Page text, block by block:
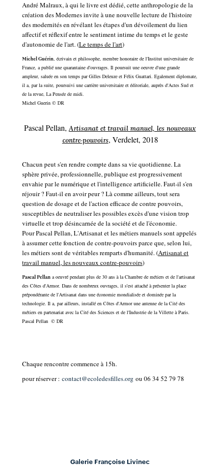
André Malraux, à qui le livre est dédié, cette anthropologie de la
création des Modernes invite à une nouvelle lecture de l'histoire
des modernités en révélant les étapes d'un dévoilement du lien
affectif et réflexif entre le sentiment intime du temps et le geste
d'autonomie de l'art. (Le temps de l'art)
Michel Guérin, écrivain et philosophe, membre honoraire de l'Institut universitaire de
France, a publié une quarantaine d'ouvrages. Il poursuit une oeuvre d'une grande
ampleur, saluée en son temps par Gilles Deleuze et Félix Guattari. Egalement diplomate,
il a, par la suite, poursuivi une carrière universitaire et éditoriale, auprès d'Actes Sud et
de la revue, La Pensée de midi.
Michel Guerin © DR
Pascal Pellan, Artisanat et travail manuel, les nouveaux
contre-pouvoirs, Verdelet, 2018
Chacun peut s'en rendre compte dans sa vie quotidienne. La
sphère privée, professionnelle, publique est progressivement
envahie par le numérique et l'intelligence artificielle. Faut-il s'en
réjouir ? Faut-il en avoir peur ? Là comme ailleurs, tout sera
question de dosage et de l'action efficace de contre pouvoirs,
susceptibles de neutraliser les possibles excès d'une vision trop
virtuelle et trop désincarnée de la société et de l'économie.
Pour Pascal Pellan, L'Artisanat et les métiers manuels sont appelés
à assumer cette fonction de contre-pouvoirs parce que, selon lui,
les métiers sont de véritables remparts d'humanité. (Artisanat et
travail manuel, les nouveaux contre-pouvoirs)
Pascal Pellan a oeuvré pendant plus de 30 ans à la Chambre de métiers et de l'artisanat
des Côtes d'Armor. Dans de nombreux ouvrages, il s'est attaché à présenter la place
prépondérante de l'Artisanat dans une économie mondialisée et dominée par la
technologie. Il a, par ailleurs, installé en Côtes d'Armor une antenne de la Cité des
métiers en partenariat avec la Cité des Sciences et de l'Industrie de la Villette à Paris.
Pascal Pellan © DR
Chaque rencontre commence à 15h.
pour réserver : contact@ecoledesfilles.org ou 06 34 52 79 78
Galerie Françoise Livinec